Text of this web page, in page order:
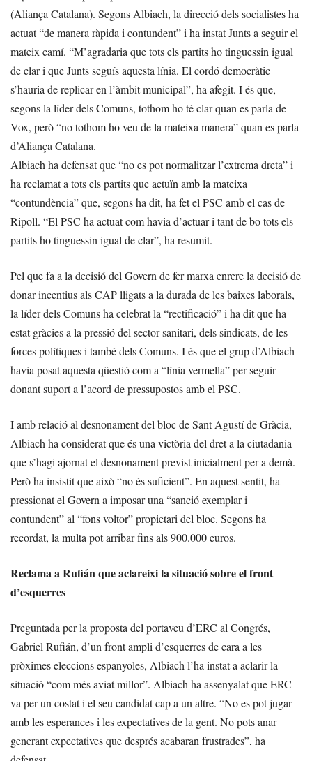
(Aliança Catalana). Segons Albiach, la direcció dels socialistes ha
actuat “de manera ràpida i contundent” i ha instat Junts a seguir el
mateix camí. “M’agradaria que tots els partits ho tinguessin igual
de clar i que Junts seguís aquesta línia. El cordó democràtic
s’hauria de replicar en l’àmbit municipal”, ha afegit. I és que,
segons la líder dels Comuns, tothom ho té clar quan es parla de
Vox, però “no tothom ho veu de la mateixa manera” quan es parla
d’Aliança Catalana.
Albiach ha defensat que “no es pot normalitzar l’extrema dreta” i
ha reclamat a tots els partits que actuïn amb la mateixa
“contundència” que, segons ha dit, ha fet el PSC amb el cas de
Ripoll. “El PSC ha actuat com havia d’actuar i tant de bo tots els
partits ho tinguessin igual de clar”, ha resumit.
Pel que fa a la decisió del Govern de fer marxa enrere la decisió de
donar incentius als CAP lligats a la durada de les baixes laborals,
la líder dels Comuns ha celebrat la “rectificació” i ha dit que ha
estat gràcies a la pressió del sector sanitari, dels sindicats, de les
forces polítiques i també dels Comuns. I és que el grup d’Albiach
havia posat aquesta qüestió com a “línia vermella” per seguir
donant suport a l’acord de pressupostos amb el PSC.
I amb relació al desnonament del bloc de Sant Agustí de Gràcia,
Albiach ha considerat que és una victòria del dret a la ciutadania
que s’hagi ajornat el desnonament previst inicialment per a demà.
Però ha insistit que això “no és suficient”. En aquest sentit, ha
pressionat el Govern a imposar una “sanció exemplar i
contundent” al “fons voltor” propietari del bloc. Segons ha
recordat, la multa pot arribar fins als 900.000 euros.
Reclama a Rufián que aclareixi la situació sobre el front
d’esquerres
Preguntada per la proposta del portaveu d’ERC al Congrés,
Gabriel Rufián, d’un front ampli d’esquerres de cara a les
pròximes eleccions espanyoles, Albiach l’ha instat a aclarir la
situació “com més aviat millor”. Albiach ha assenyalat que ERC
va per un costat i el seu candidat cap a un altre. “No es pot jugar
amb les esperances i les expectatives de la gent. No pots anar
generant expectatives que després acabaran frustrades”, ha